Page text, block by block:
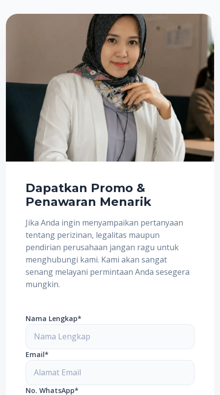
Dapatkan Promo &
Penawaran Menarik
Jika Anda ingin menyampaikan pertanyaan
tentang perizinan, legalitas maupun
pendirian perusahaan jangan ragu untuk
menghubungi kami. Kami akan sangat
senang melayani permintaan Anda sesegera
mungkin.
Nama Lengkap*
Email*
No. WhatsApp*